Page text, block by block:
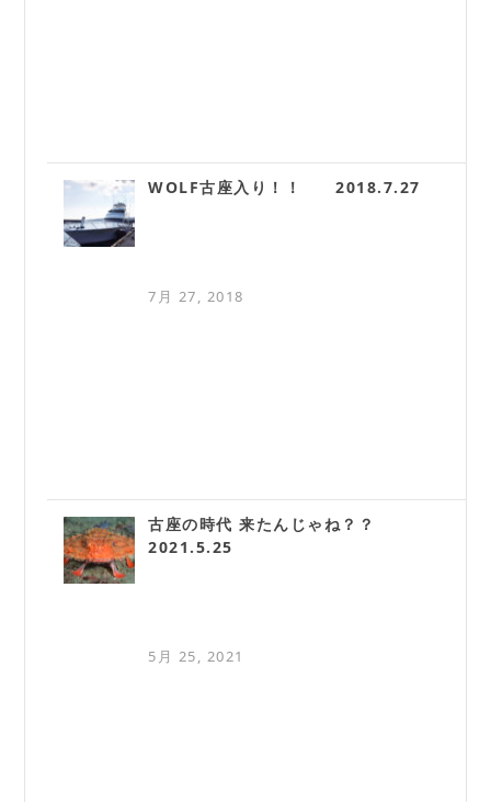
WOLF古座入り！！ 2018.7.27
7月 27, 2018
古座の時代 来たんじゃね？？
2021.5.25
5月 25, 2021